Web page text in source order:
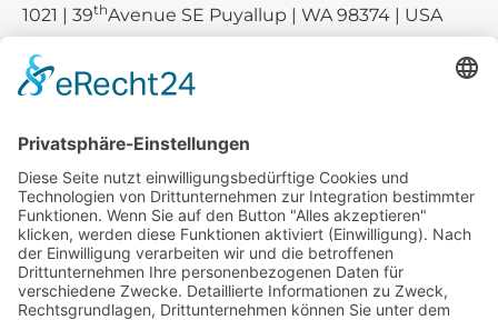
1021 | 39thAvenue SE Puyallup | WA 98374 | USA
Tel.:+1 253-867-57 35
Unternehmen
Service
Media